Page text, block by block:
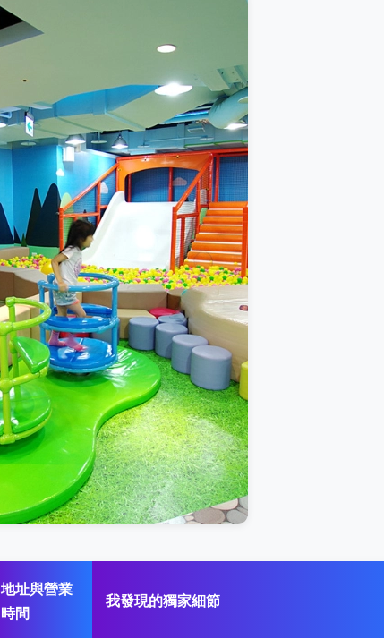
地址與營業
時間
我發現的獨家細節